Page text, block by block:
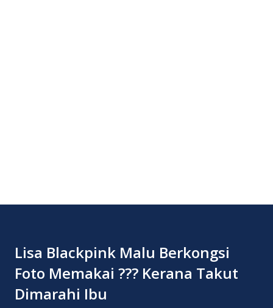
Lisa Blackpink Malu Berkongsi
Foto Memakai ??? Kerana Takut
Dimarahi Ibu